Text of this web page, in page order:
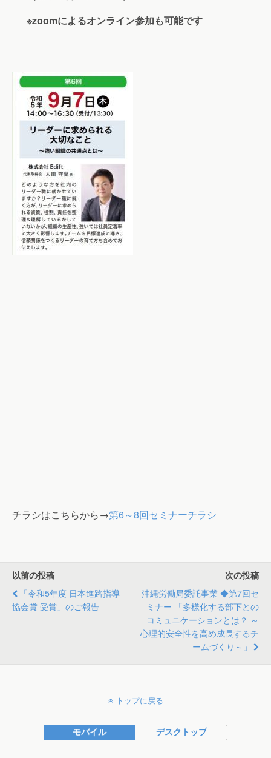
※zoomによるオンライン参加も可能です
チラシはこちらから→第6～8回セミナーチラシ
以前の投稿
「令和5年度 日本進路指導
協会賞 受賞」のご報告
次の投稿
沖縄労働局委託事業 ◆第7回セ
ミナー 「多様化する部下との
コミュニケーションとは？ ～
心理的安全性を高め成長するチ
ームづくり～」
トップに戻る
モバイル デスクトップ